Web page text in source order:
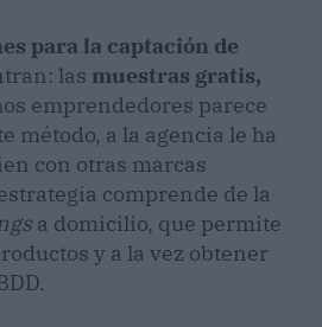
para la captación de
las muestras gratis,
emprendedores parece
método, a la agencia le ha
con otras marcas
comprende de la
a domicilio, que permite
y a la vez obtener